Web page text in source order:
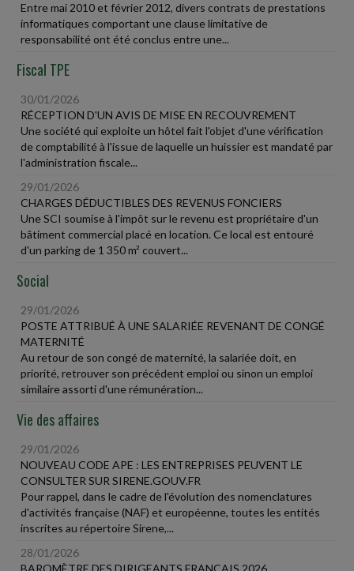
Entre mai 2010 et février 2012, divers contrats de prestations
informatiques comportant une clause limitative de
responsabilité ont été conclus entre une...
Fiscal TPE
30/01/2026
RÉCEPTION D'UN AVIS DE MISE EN RECOUVREMENT
Une société qui exploite un hôtel fait l'objet d'une vérification
de comptabilité à l'issue de laquelle un huissier est mandaté par
l'administration fiscale...
29/01/2026
CHARGES DÉDUCTIBLES DES REVENUS FONCIERS
Une SCI soumise à l'impôt sur le revenu est propriétaire d'un
bâtiment commercial placé en location. Ce local est entouré
d'un parking de 1 350 m² couvert...
Social
29/01/2026
POSTE ATTRIBUÉ À UNE SALARIÉE REVENANT DE CONGÉ
MATERNITÉ
Au retour de son congé de maternité, la salariée doit, en
priorité, retrouver son précédent emploi ou sinon un emploi
similaire assorti d'une rémunération...
Vie des affaires
29/01/2026
NOUVEAU CODE APE : LES ENTREPRISES PEUVENT LE
CONSULTER SUR SIRENE.GOUV.FR
Pour rappel, dans le cadre de l'évolution des nomenclatures
d'activités française (NAF) et européenne, toutes les entités
inscrites au répertoire Sirene,...
28/01/2026
BAROMÈTRE DES DIRIGEANTS FRANÇAIS 2026